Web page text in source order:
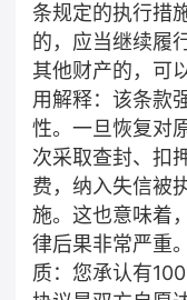
条规定的执行措
的，应当继续履
其他财产的，可
用解释：该条款
性。一旦恢复对
次采取查封、扣
费，纳入失信被
施。这也意味着
律后果非常严重
质：您承认有